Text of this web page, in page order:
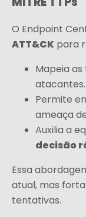
O Endpoint
ATT&CKpara
Mapeia
atacantes.
Permite
ameaça
Auxilia a
decisão
Essa
atual, mas
tentativas.